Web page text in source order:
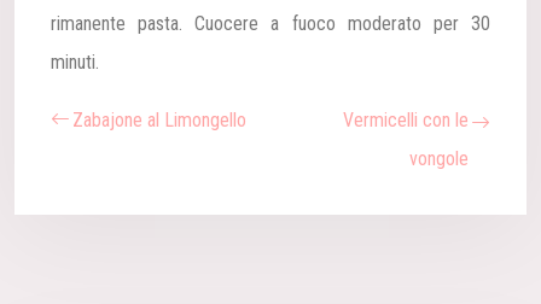
rimanente pasta. Cuocere a fuoco moderato per 30
minuti.
Zabajone al Limongello
Vermicelli con le
vongole